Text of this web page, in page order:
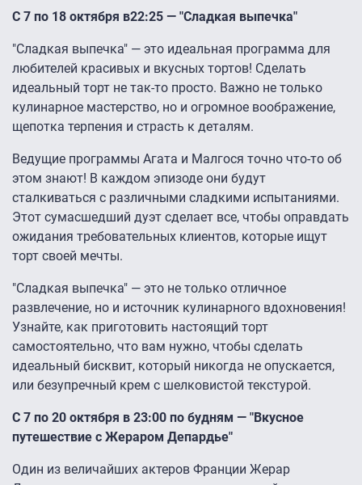
С 7 по 18 октября в22:25 — "Сладкая выпечка"
"Сладкая выпечка" — это идеальная программа для
любителей красивых и вкусных тортов! Сделать
идеальный торт не так-то просто. Важно не только
кулинарное мастерство, но и огромное воображение,
щепотка терпения и страсть к деталям.
Ведущие программы Агата и Малгося точно что-то об
этом знают! В каждом эпизоде они будут
сталкиваться с различными сладкими испытаниями.
Этот сумасшедший дуэт сделает все, чтобы оправдать
ожидания требовательных клиентов, которые ищут
торт своей мечты.
"Сладкая выпечка" — это не только отличное
развлечение, но и источник кулинарного вдохновения!
Узнайте, как приготовить настоящий торт
самостоятельно, что вам нужно, чтобы сделать
идеальный бисквит, который никогда не опускается,
или безупречный крем с шелковистой текстурой.
С 7 по 20 октября в 23:00 по будням — "Вкусное
путешествие с Жераром Депардье"
Один из величайших актеров Франции Жерар